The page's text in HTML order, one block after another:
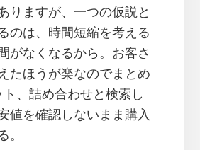
りますが、一つの仮説と
のは、時間短縮を考える
がなくなるから。お客さ
たほうが楽なのでまとめ
、詰め合わせと検索し
値を確認しないまま購入
。